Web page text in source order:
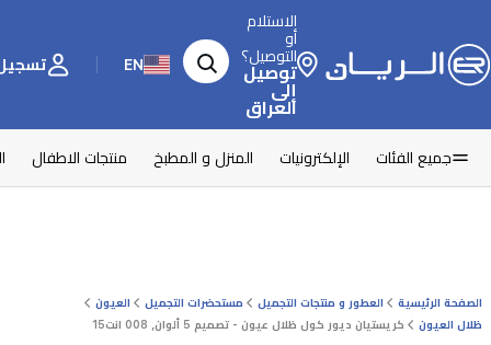
الاستلام
أو
التوصيل؟
توصيل
إلى
العراق
EN تسجيل
جميع الفئات الإلكترونيات المنزل و المطبخ منتجات الاطفال
الصفحة الرئيسية العطور و منتجات التجميل مستحضرات التجميل
العيون
ظلال العيون
كريستيان ديور كول ظلال عيون - تصميم 5 ألوان, 008 انت15